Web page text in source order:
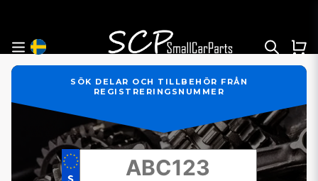
SÖK DELAR OCH TILLBEHÖR FRÅN
REGISTRERINGSNUMMER